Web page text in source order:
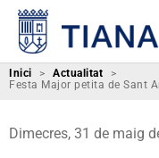
Inici > Actualitat
>
Festa Major petita de Sant
Dimecres, 31 de maig